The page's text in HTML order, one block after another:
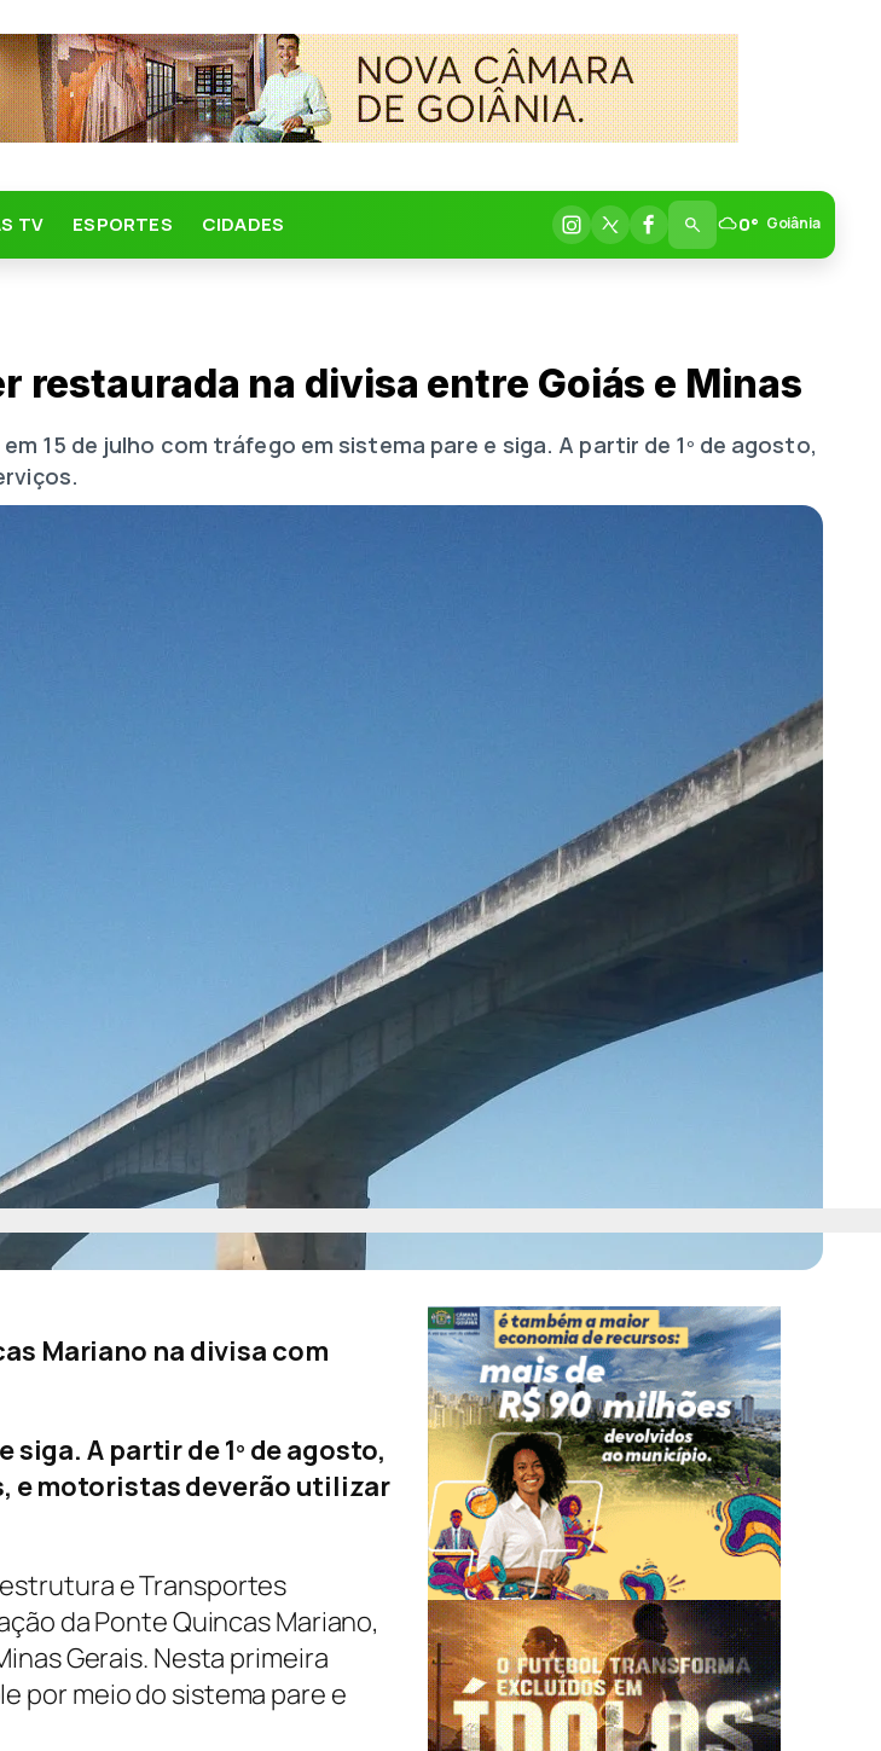
TV ESPORTES CIDADES 0° Goiânia
restaurada na divisa entre Goiás e Minas
15 de julho com tráfego em sistema pare e siga. A partir de 1º de agosto,
Mariano na divisa com
A partir de 1º de agosto,
e motoristas deverão utilizar
e Transportes
da Ponte Quincas Mariano,
Gerais. Nesta primeira
por meio do sistema pare e
Veja também
Pesquisa do Procon Goiás aponta
variação de até 478% nos preços de
alimentos